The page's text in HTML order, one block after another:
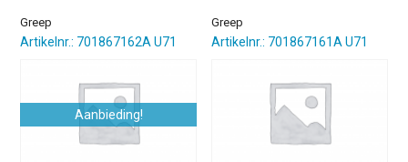
Greep
Artikelnr.: 701867162A U71
Aanbieding!
Greep
Artikelnr.: 701867161A U71